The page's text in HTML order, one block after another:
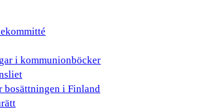
i kommunionböcker
bosättningen i Finland